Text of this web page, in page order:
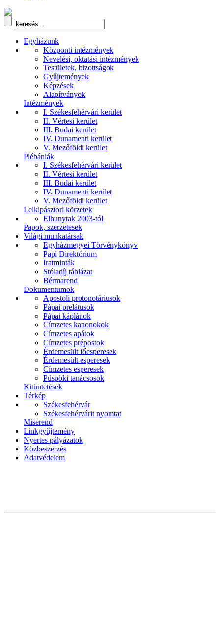
Egyházunk
Központi intézmények
Nevelési, oktatási intézmények
Testületek, bizottságok
Gyűjtemények
Képzések
Alapítványok
Intézmények
I. Székesfehérvári kerület
II. Vértesi kerület
III. Budai kerület
IV. Dunamenti kerület
V. Mezőföldi kerület
Plébániák
I. Székesfehérvári kerület
II. Vértesi kerület
III. Budai kerület
IV. Dunamenti kerület
V. Mezőföldi kerület
Lelkipásztori körzetek
Elhunytak 2003-tól
Papok, szerzetesek
Világi munkatársak
Egyházmegyei Törvénykönyv
Papi Direktórium
Iratminták
Stóladíj táblázat
Bérmarend
Dokumentumok
Apostoli protonotáriusok
Pápai prelátusok
Pápai káplánok
Címzetes kanonokok
Címzetes apátok
Címzetes prépostok
Érdemesült főesperesek
Érdemesült esperesek
Címzetes esperesek
Püspöki tanácsosok
Kitüntetések
Térkép
Székesfehérvár
Székesfehérvárit nyomtat
Miserend
Linkgyűjtemény
Nyertes pályázatok
Közbeszerzés
Adatvédelem